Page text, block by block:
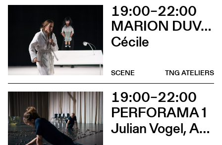
19:00–22:00
MARION DUVAL - CHRIS CADILLAC
Cécile
TNG ATELIERS
SCENE
19:00–22:00
PERFORAMA 1
Julian Vogel, Aurélien Dougé, Igor Cardellini & Tomas Gonzalez